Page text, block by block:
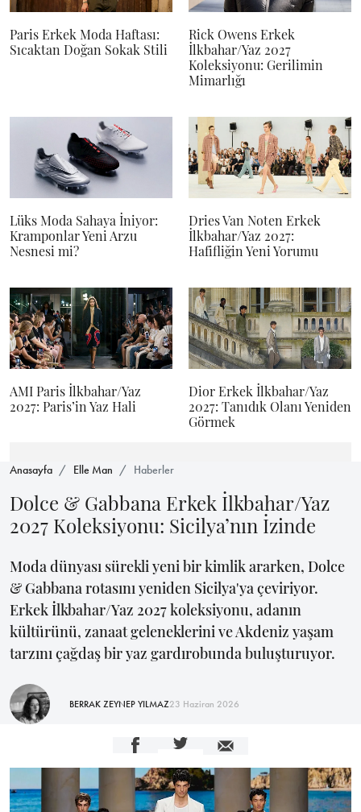
Paris Erkek Moda Haftası:
Sıcaktan Doğan Sokak Stili
Rick Owens Erkek
İlkbahar/Yaz 2027
Koleksiyonu: Gerilimin
Mimarlığı
Lüks Moda Sahaya İniyor:
Kramponlar Yeni Arzu
Nesnesi mi?
Dries Van Noten Erkek
İlkbahar/Yaz 2027:
Hafifliğin Yeni Yorumu
AMI Paris İlkbahar/Yaz
2027: Paris’in Yaz Hali
Dior Erkek İlkbahar/Yaz
2027: Tanıdık Olanı Yeniden
Görmek
Anasayfa Elle Man Haberler
Dolce & Gabbana Erkek İlkbahar/Yaz
2027 Koleksiyonu: Sicilya’nın İzinde
Moda dünyası sürekli yeni bir kimlik ararken, Dolce
& Gabbana rotasını yeniden Sicilya'ya çeviriyor.
Erkek İlkbahar/Yaz 2027 koleksiyonu, adanın
kültürünü, zanaat geleneklerini ve Akdeniz yaşam
tarzını çağdaş bir yaz gardırobunda buluşturuyor.
BERRAK ZEYNEP YILMAZ23 Haziran 2026